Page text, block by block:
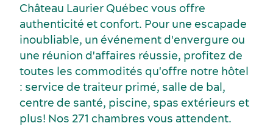
Château Laurier Québec vous offre
authenticité et confort. Pour une escapade
inoubliable, un événement d'envergure ou
une réunion d'affaires réussie, profitez de
toutes les commodités qu'offre notre hôtel
: service de traiteur primé, salle de bal,
centre de santé, piscine, spas extérieurs et
plus! Nos 271 chambres vous attendent.